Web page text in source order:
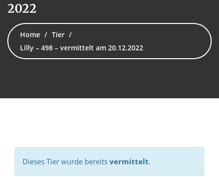
2022
Home
Tier
Lilly – 498 – vermittelt am 20.12.2022
Dieses Tier wurde bereits vermittelt.